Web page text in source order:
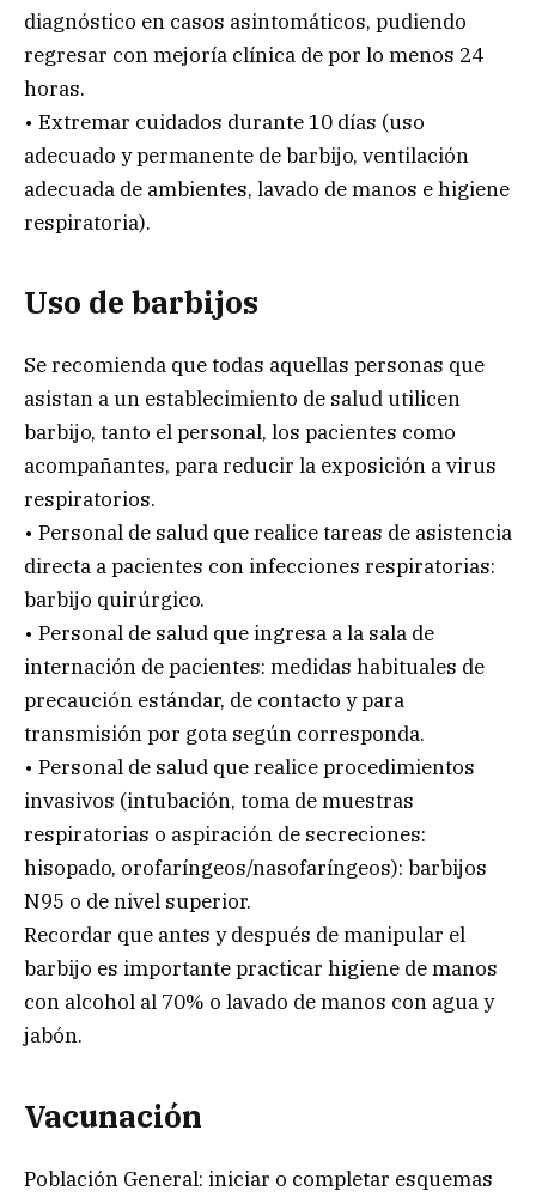
diagnóstico en casos asintomáticos, pudiendo
regresar con mejoría clínica de por lo menos 24
horas.
• Extremar cuidados durante 10 días (uso
adecuado y permanente de barbijo, ventilación
adecuada de ambientes, lavado de manos e higiene
respiratoria).
Uso de barbijos
Se recomienda que todas aquellas personas que
asistan a un establecimiento de salud utilicen
barbijo, tanto el personal, los pacientes como
acompañantes, para reducir la exposición a virus
respiratorios.
• Personal de salud que realice tareas de asistencia
directa a pacientes con infecciones respiratorias:
barbijo quirúrgico.
• Personal de salud que ingresa a la sala de
internación de pacientes: medidas habituales de
precaución estándar, de contacto y para
transmisión por gota según corresponda.
• Personal de salud que realice procedimientos
invasivos (intubación, toma de muestras
respiratorias o aspiración de secreciones:
hisopado, orofaríngeos/nasofaríngeos): barbijos
N95 o de nivel superior.
Recordar que antes y después de manipular el
barbijo es importante practicar higiene de manos
con alcohol al 70% o lavado de manos con agua y
jabón.
Vacunación
Población General: iniciar o completar esquemas